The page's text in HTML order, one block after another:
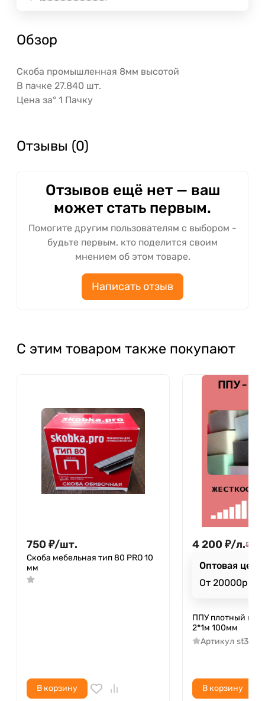
Обзор
Скоба промышленная 8мм высотой
В пачке 27.840 шт.
Цена за° 1 Пачку
Отзывы (0)
Отзывов ещё нет — ваш
может стать первым.
Помогите другим пользователям с выбором -
будьте первым, кто поделится своим
мнением об этом товаре.
Написать отзыв
С этим товаром также покупают
750 ₽/шт.
Скоба мебельная тип 80 PRO 10
мм
В корзину
4 200 ₽/л.5 500
Оптовая цена
От 20000р
ППУ плотный
2*1м 100мм
Артикул
В корзину